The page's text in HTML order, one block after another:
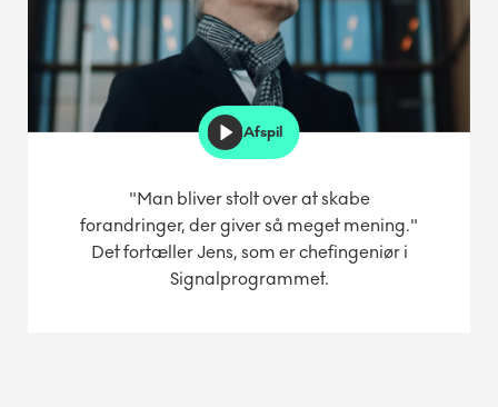
"Man bliver stolt over at skabe
forandringer, der giver så meget mening."
Det fortæller Jens, som er chefingeniør i
Signalprogrammet.
Afspil